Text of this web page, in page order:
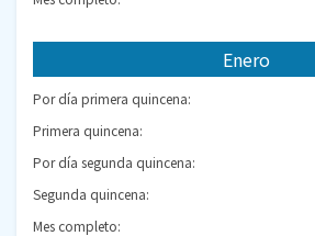
Enero
Por día primera quincena:
Primera quincena:
Por día segunda quincena:
Segunda quincena:
Mes completo: